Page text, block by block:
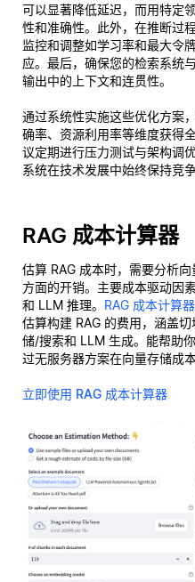
可以显著降低延迟，而用特定
性和准确性。此外，在推断过
监控和调整如学习率和最大令
应。最后，确保您的检索系统
输出中的上下文和连贯性。
通过系统性实施这些优化方案
确率、资源利用率等维度获得
议定期进行压力测试与架构调
系统在技术发展中始终保持竞争
RAG 成本计算器
估算 RAG 成本时，需要分析
方面的开销。主要成本驱动因
和 LLM 推理。 RAG 成本计算器
估算构建 RAG 的费用，涵盖
储/搜索和 LLM 生成。能帮助
过无服务器方案在向量存储成
立即使用 RAG 成本计算器